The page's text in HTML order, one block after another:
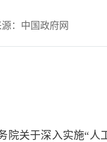
源：中国政府网
关于深入实施“人工